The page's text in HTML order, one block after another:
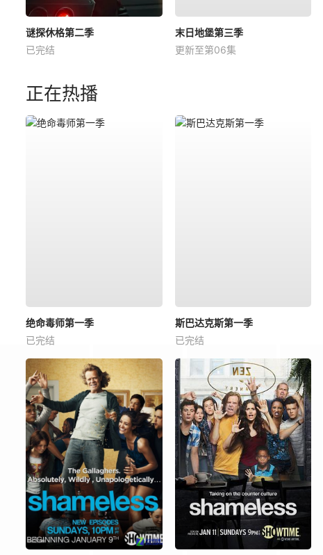
谜探休格第二季
已完结
末日地堡第三季
更新至第06集
正在热播
绝命毒师第一季
已完结
斯巴达克斯第一季
已完结